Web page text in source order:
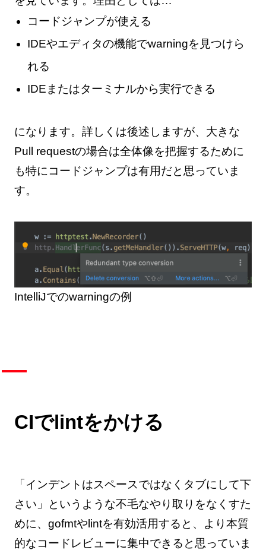
コードジャンプが使える
IDEやエディタの機能でwarningを見つけら
れる
IDEまたはターミナルから実行できる
になります。詳しくは後述しますが、大きな
Pull requestの場合は全体像を把握するために
も特にコードジャンプは有用だと思っていま
す。
IntelliJでのwarningの例
CIでlintをかける
「インデントはスペースではなくタブにして下
さい」というような不毛なやり取りをなくすた
めに、gofmtやlintを有効活用すると、より本質
的なコードレビューに集中できると思っていま